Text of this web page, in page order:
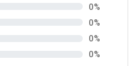
0%
0%
0%
0%